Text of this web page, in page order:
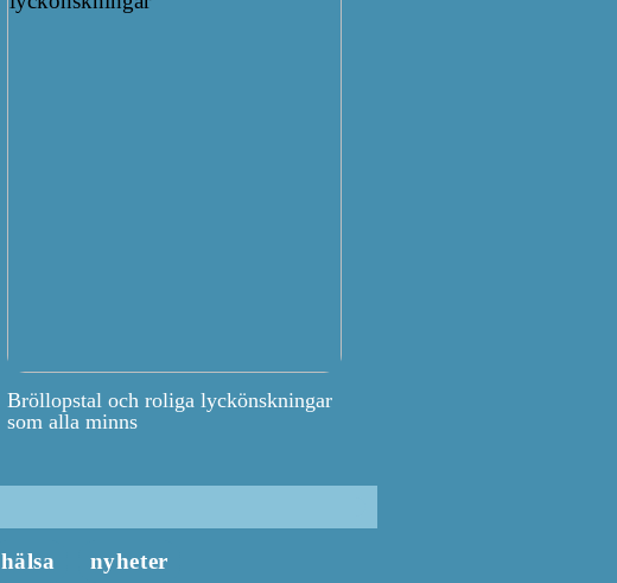
Bröllopstal och roliga lyckönskningar
som alla minns
hälsa nyheter